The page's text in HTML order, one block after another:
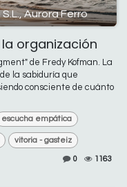
Aurora Ferro
organización
de Fredy Kofman. La
la sabiduría que
consciente de cuánto
escucha empática
vitoria - gasteiz
0 1163